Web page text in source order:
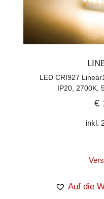
LED CRI927
IP20, 2700K,
€
inkl.
Auf die